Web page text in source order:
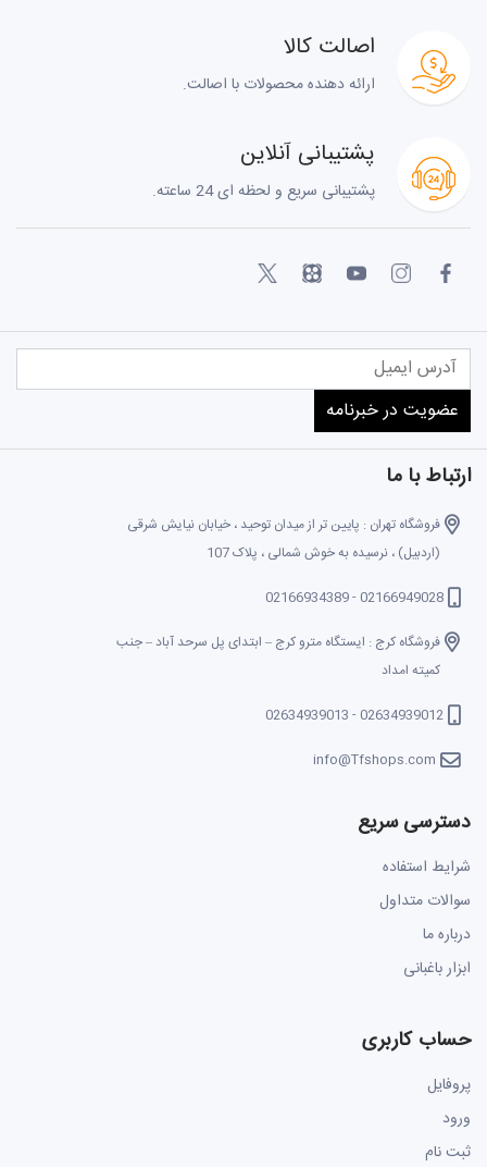
اصالت کالا
ارائه دهنده محصولات با اصالت.
پشتیبانی آنلاین
پشتیبانی سریع و لحظه ای 24 ساعته.
ارتباط با ما
فروشگاه تهران : پایین تر از میدان توحید ، خیابان نیایش شرقی
(اردبیل) ، نرسیده به خوش شمالی ، پلاک 107
02166949028 - 02166934389
فروشگاه کرج : ایستگاه مترو کرج – ابتدای پل سرحد آباد – جنب
کمیته امداد
02634939012 - 02634939013
info@Tfshops.com
دسترسی سریع
شرایط استفاده
سوالات متداول
درباره ما
ابزار باغبانی
حساب کاربری
پروفایل
ورود
ثبت نام